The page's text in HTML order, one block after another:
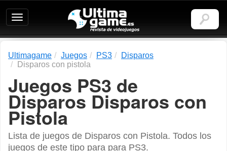
Ultimagame:
Revista
de
Ultimagame Juegos PS3
Disparos
Disparos con pistola
Juegos PS3 de
Disparos Disparos con
Pistola
Lista de juegos de Disparos con Pistola. Todos los
juegos de este tipo para para PS3.